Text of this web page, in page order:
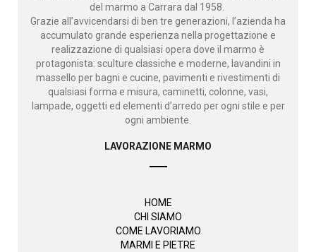
del marmo a Carrara dal 1958.
Grazie all’avvicendarsi di ben tre generazioni, l’azienda ha
accumulato grande esperienza nella progettazione e
realizzazione di qualsiasi opera dove il marmo è
protagonista: sculture classiche e moderne, lavandini in
massello per bagni e cucine, pavimenti e rivestimenti di
qualsiasi forma e misura, caminetti, colonne, vasi,
lampade, oggetti ed elementi d’arredo per ogni stile e per
ogni ambiente.
LAVORAZIONE MARMO
HOME
CHI SIAMO
COME LAVORIAMO
MARMI E PIETRE